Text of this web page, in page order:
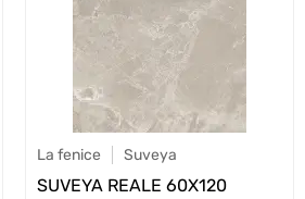
La fenice Suveya
SUVEYA REALE 60X120